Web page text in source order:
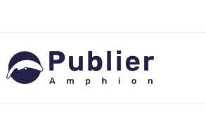
contenu